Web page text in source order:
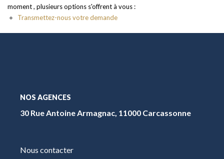
moment , plusieurs options s'offrent à vous :
Transmettez-nous votre demande
NOS AGENCES
30 Rue Antoine Armagnac, 11000 Carcassonne
Nous contacter